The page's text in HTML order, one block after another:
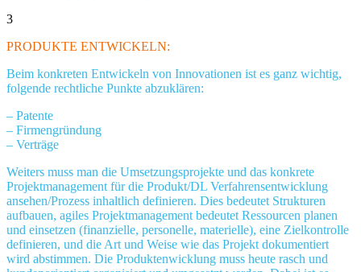
3
PRODUKTE ENTWICKELN:
Beim konkreten Entwickeln von Innovationen ist es ganz wichtig,
folgende rechtliche Punkte abzuklären:
– Patente
– Firmengründung
– Verträge
Weiters muss man die Umsetzungsprojekte und das konkrete
Projektmanagement für die Produkt/DL Verfahrensentwicklung
ansehen/Prozess inhaltlich definieren. Dies bedeutet Strukturen
aufbauen, agiles Projektmanagement bedeutet Ressourcen planen
und einsetzen (finanzielle, personelle, materielle), eine Zielkontrolle
definieren, und die Art und Weise wie das Projekt dokumentiert
wird abstimmen. Die Produktenwicklung muss heute rasch und